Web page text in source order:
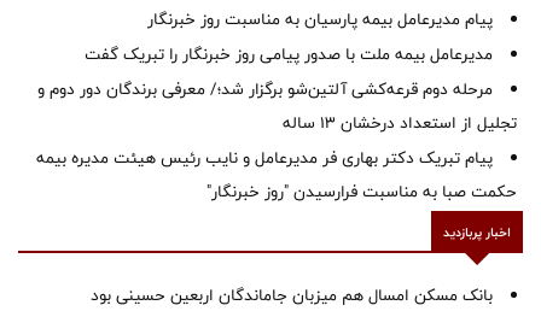
پیام مدیرعامل بیمه پارسیان به مناسبت روز خبرنگار
مدیرعامل بیمه ملت با صدور پیامی روز خبرنگار را تبریک گفت
مرحله دوم قرعه‌کشی آلتین‌شو برگزار شد؛/ معرفی برندگان دور دوم و
تجلیل از استعداد درخشان ۱۳ ساله
پیام تبریک دکتر بهاری فر مدیرعامل و نایب رئیس هیئت مدیره بیمه
حکمت صبا به مناسبت فرارسیدن "روز خبرنگار"
اخبار پربازدید
بانک مسکن امسال هم میزبان جاماندگان اربعین حسینی بود